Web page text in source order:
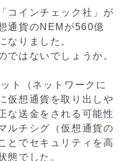
コインチェック社」が
通貨のNEMが560億
なりました。
ではないでしょうか。
ト（ネットワークに
仮想通貨を取り出しや
な送金をされる可能性
ルチシグ（仮想通貨の
とでセキュリティを高
態でした。